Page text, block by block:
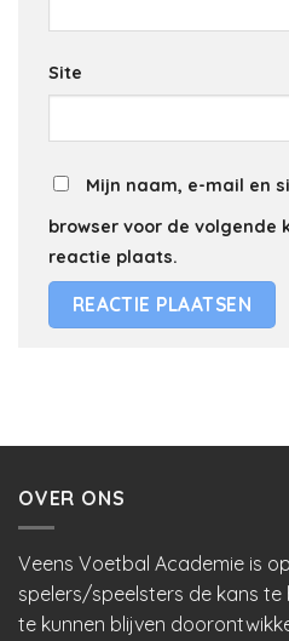
Site
Mijn naam, e-mail en
browser voor de volgende
reactie plaats.
OVER ONS
Veens Voetbal Academie is
spelers/speelsters de kans
te kunnen blijven